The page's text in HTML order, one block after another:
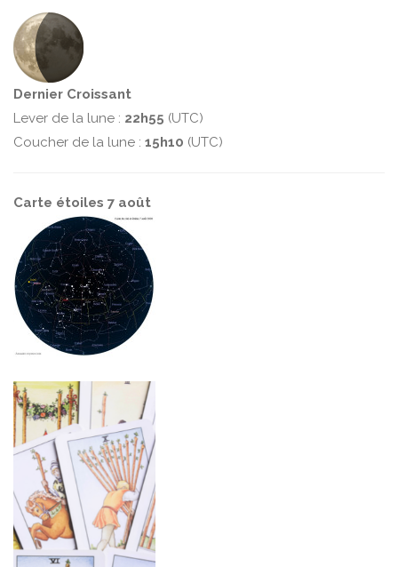
Dernier Croissant
Lever de la lune : 22h55 (UTC)
Coucher de la lune : 15h10 (UTC)
Carte étoiles 7 août